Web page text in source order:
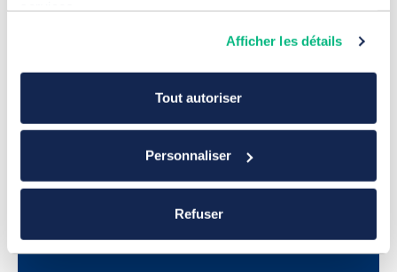
Afficher les détails
Tout autoriser
Personnaliser
Refuser
Référencement